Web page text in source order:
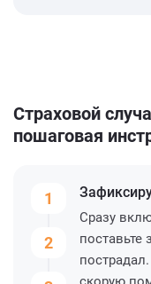
Страховой
пошаговая
1
2
Сразу
поставьте